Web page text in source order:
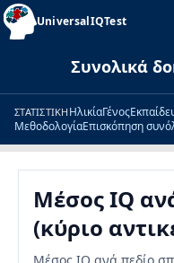
UniversalIQTest
Συνολικά
ΣΤΑΤΙΣΤΙΚΉ ΗλικίαΓένος
ΜεθοδολογίαΕπισκόπηση
Μέσος IQ
(κύριο